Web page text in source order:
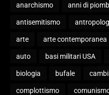
anarchismo anni di
antisemitismo
arte arte contemporanea
auto basi militari USA
biologia bufale
complottismo